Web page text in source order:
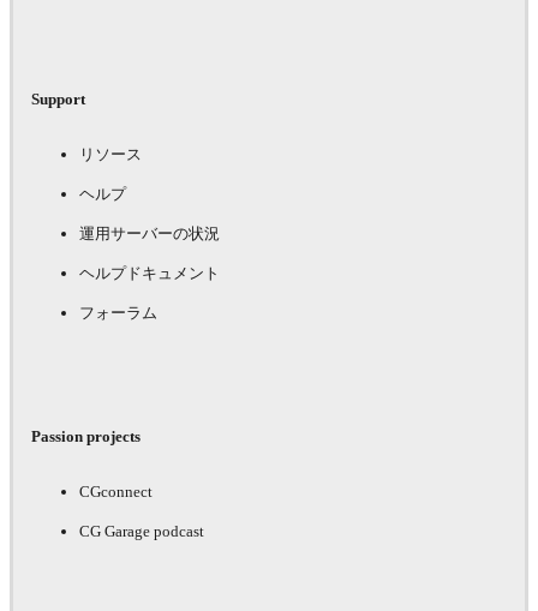
Support
リソース
ヘルプ
運用サーバーの状況
ヘルプドキュメント
フォーラム
Passion projects
CGconnect
CG Garage podcast